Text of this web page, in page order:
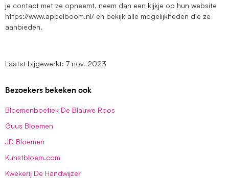
je contact met ze opneemt, neem dan een kijkje op hun website
https://www.appelboom.nl/ en bekijk alle mogelijkheden die ze
aanbieden.
Laatst bijgewerkt: 7 nov. 2023
Bezoekers bekeken ook
Bloemenboetiek De Blauwe Roos
Guus Bloemen
JD Bloemen
Kunstbloem.com
Kwekerij De Handwijzer